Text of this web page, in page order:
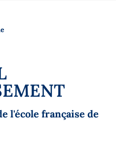
l'école française de